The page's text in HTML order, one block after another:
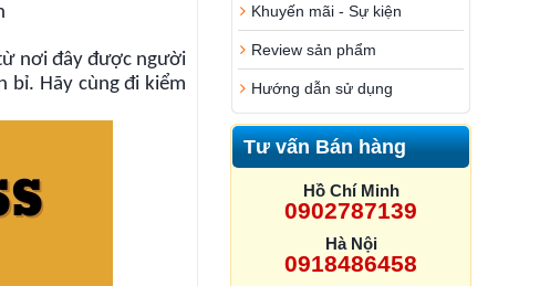
Khuyến mãi - Sự kiện
Review sản phẩm
Hướng dẫn sử dụng
Tư vấn Bán hàng
Hồ Chí Minh
0902787139
Hà Nội
0918486458
nơi đây được người
bỉ. Hãy cùng đi kiểm